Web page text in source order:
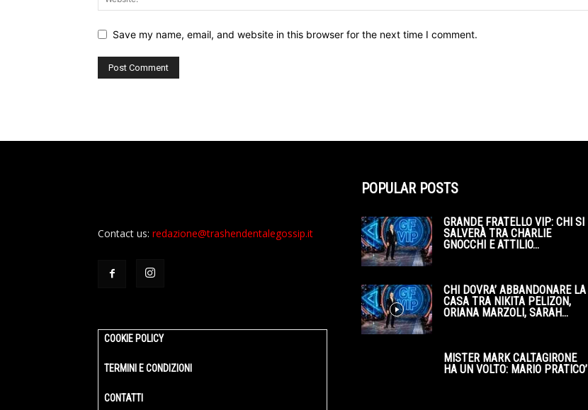
Save my name, email, and website in this browser for the next time I comment.
Contact us: redazione@trashendentalegossip.it
COOKIE POLICY
TERMINI E CONDIZIONI
CONTATTI
POPULAR POSTS
GRANDE FRATELLO VIP: CHI SI
SALVERÀ TRA CHARLIE
GNOCCHI E ATTILIO...
CHI DOVRA’ ABBANDONARE LA
CASA TRA NIKITA PELIZON,
ORIANA MARZOLI, SARAH...
MISTER MARK CALTAGIRONE
HA UN VOLTO: MARIO PRATICO’